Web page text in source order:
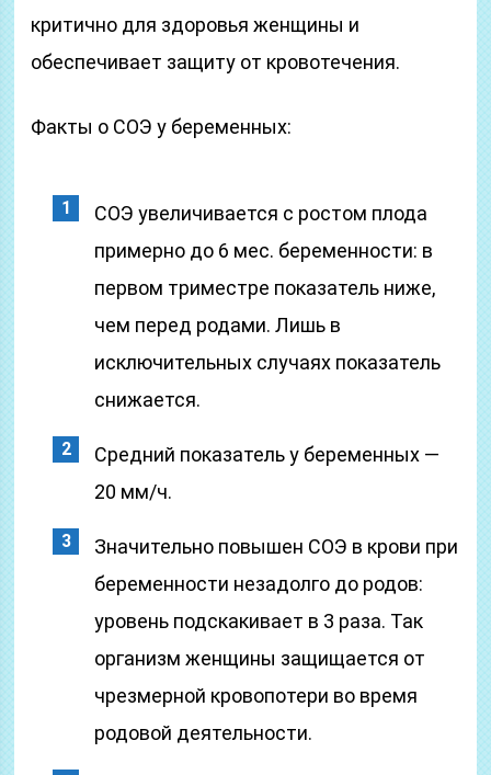
критично для здоровья женщины и
обеспечивает защиту от кровотечения.
Факты о СОЭ у беременных:
СОЭ увеличивается с ростом плода
примерно до 6 мес. беременности: в
первом триместре показатель ниже,
чем перед родами. Лишь в
исключительных случаях показатель
снижается.
Средний показатель у беременных —
20 мм/ч.
Значительно повышен СОЭ в крови при
беременности незадолго до родов:
уровень подскакивает в 3 раза. Так
организм женщины защищается от
чрезмерной кровопотери во время
родовой деятельности.